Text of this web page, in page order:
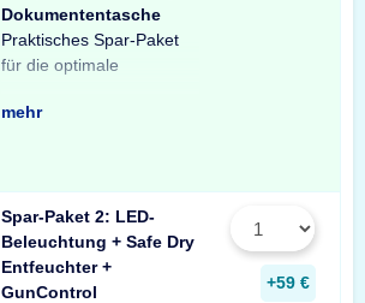
Dokumententasche
Praktisches Spar-Paket
für die optimale
Ausstattung Ihres
Tresors. Das Spar-Paket
besteht aus einer X-Light
LED-Tresorbeleuchtung
mit Bewegungssensor,
einem Safe Dry
Entfeuchter für Schränke
und Tresore sowie einer
temperaturbeständigen
Dokumententasche.
Profitieren Sie von dem
unschlagbaren
mehr
Spar-Paket 2: LED-
Beleuchtung + Safe Dry
Entfeuchter +
GunControl
+59 €